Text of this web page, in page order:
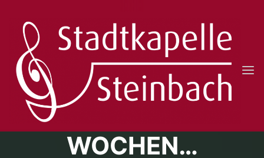
content
STADTKAPELLE
STEINBACH
E.V.NOCH DREI
WOCHEN…